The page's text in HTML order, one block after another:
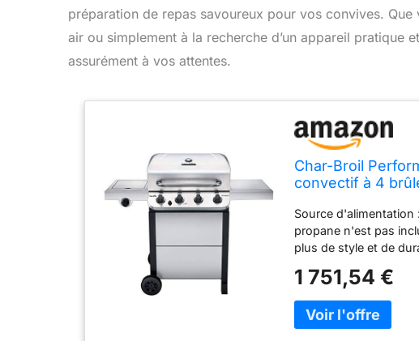
préparation de repas savoureux pour vos convives.
air ou simplement à la recherche d’un appareil pratique
assurément à vos attentes.
Char-Broil
convectif à 4
Source d'alimentation
propane n'est pas
plus de style et de
de porcelaine est
Les brûleurs en acier
permettre une
porcelaine sont
1 751,54 €